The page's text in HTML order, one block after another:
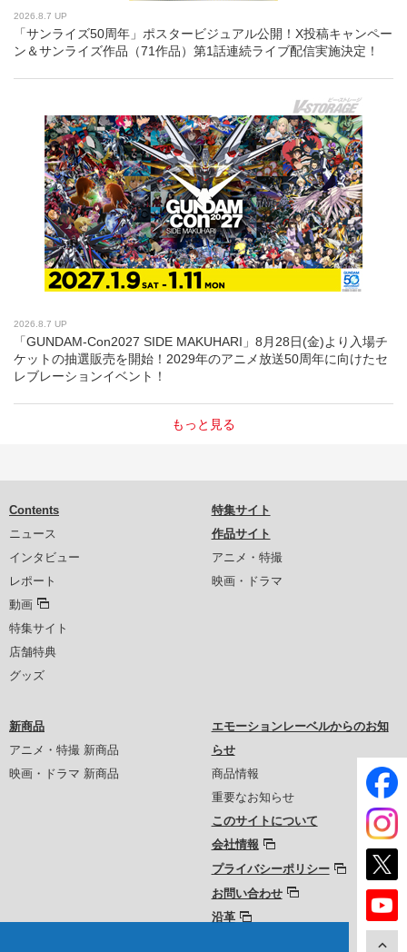
2026.8.7 UP
「サンライズ50周年」ポスタービジュアル公開！X投稿キャンペー
ン＆サンライズ作品（71作品）第1話連続ライブ配信実施決定！
2026.8.7 UP
「GUNDAM-Con2027 SIDE MAKUHARI」8月28日(金)より入場チ
ケットの抽選販売を開始！2029年のアニメ放送50周年に向けたセ
レブレーションイベント！
もっと見る
Contents
ニュース
インタビュー
レポート
動画
特集サイト
店舗特典
グッズ
特集サイト
作品サイト
アニメ・特撮
映画・ドラマ
新商品
アニメ・特撮 新商品
映画・ドラマ 新商品
エモーションレーベルからのお知
らせ
商品情報
重要なお知らせ
このサイトについて
会社情報
プライバシーポリシー
お問い合わせ
沿革